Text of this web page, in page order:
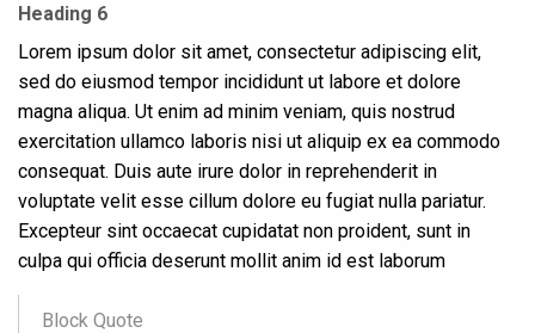
Heading 6
Lorem ipsum dolor sit amet, consectetur adipiscing elit,
sed do eiusmod tempor incididunt ut labore et dolore
magna aliqua. Ut enim ad minim veniam, quis nostrud
exercitation ullamco laboris nisi ut aliquip ex ea commodo
consequat. Duis aute irure dolor in reprehenderit in
voluptate velit esse cillum dolore eu fugiat nulla pariatur.
Excepteur sint occaecat cupidatat non proident, sunt in
culpa qui officia deserunt mollit anim id est laborum
Block Quote